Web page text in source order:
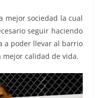
mejor sociedad la cual
seguir haciendo
a poder llevar al barrio
mejor calidad de vida.